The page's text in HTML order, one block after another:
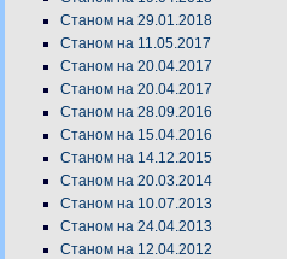
Станом на 29.01.2018
Станом на 11.05.2017
Станом на 20.04.2017
Станом на 20.04.2017
Станом на 28.09.2016
Станом на 15.04.2016
Станом на 14.12.2015
Станом на 20.03.2014
Станом на 10.07.2013
Станом на 24.04.2013
Станом на 12.04.2012